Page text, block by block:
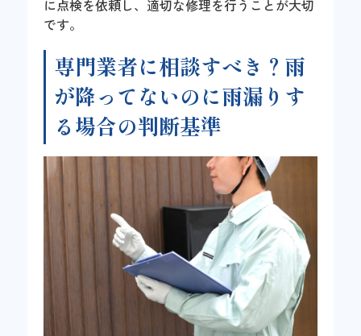
に点検を依頼し、適切な修理を行うことが大切
です。
専門業者に相談すべき？雨
が降ってないのに雨漏りす
る場合の判断基準